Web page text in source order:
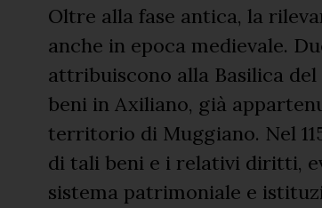
Oltre alla fase antica, la
anche in epoca medievale.
attribuiscono alla Basilica del
beni in Axiliano, già
territorio di Muggiano. Nel
di tali beni e i relativi diritti,
sistema patrimoniale e